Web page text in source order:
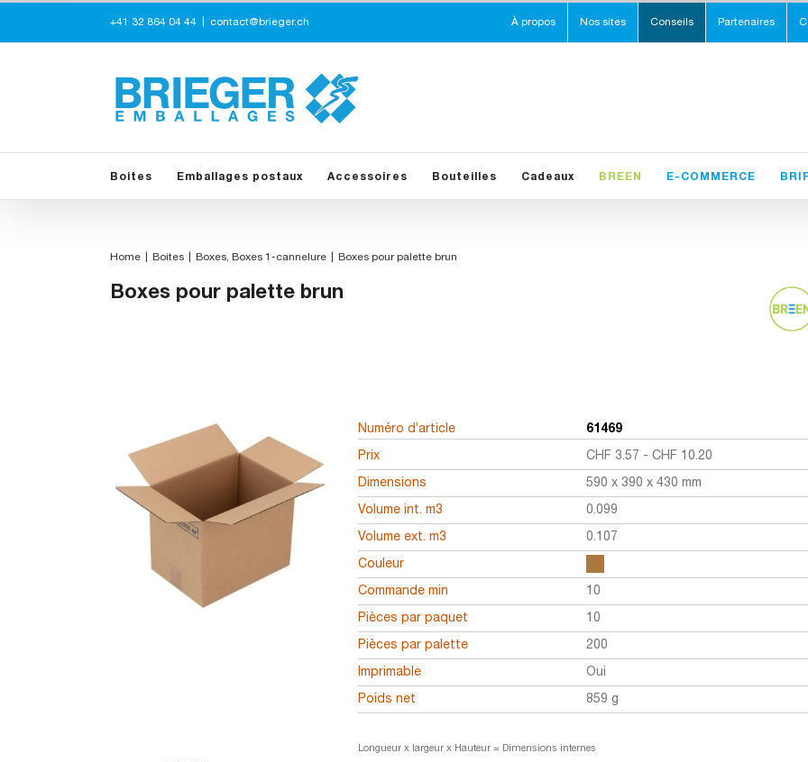
content
+41 32 864 04 44 contact@brieger.ch À propos Nos sites Conseils Partenaires
Boites Emballages postaux Accessoires Bouteilles Cadeaux BREEN E-COMMERCE
Home Boites Boxes Boxes 1-cannelure Boxes pour palette brun
Boxes pour palette brun
Numéro d’article 61469
Prix CHF 3.57 -CHF 10.20
Dimensions 590 x 390 x 430 mm
Volume int. m3 0.099
Volume ext. m3 0.107
Couleur
Commande min 10
Pièces par paquet 10
Pièces par palette 200
Imprimable Oui
Poids net 859 g
Longueur x largeur x Hauteur = Dimensions internes